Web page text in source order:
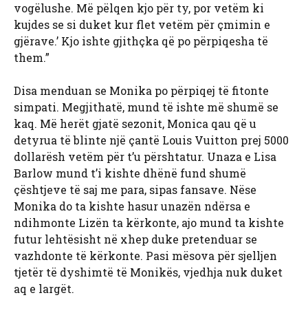
vogëlushe. Më pëlqen kjo për ty, por vetëm ki
kujdes se si duket kur flet vetëm për çmimin e
gjërave.’ Kjo ishte gjithçka që po përpiqesha të
them.”
Disa menduan se Monika po përpiqej të fitonte
simpati. Megjithatë, mund të ishte më shumë se
kaq. Më herët gjatë sezonit, Monica qau që u
detyrua të blinte një çantë Louis Vuitton prej 5000
dollarësh vetëm për t’u përshtatur. Unaza e Lisa
Barlow mund t’i kishte dhënë fund shumë
çështjeve të saj me para, sipas fansave. Nëse
Monika do ta kishte hasur unazën ndërsa e
ndihmonte Lizën ta kërkonte, ajo mund ta kishte
futur lehtësisht në xhep duke pretenduar se
vazhdonte të kërkonte. Pasi mësova për sjelljen
tjetër të dyshimtë të Monikës, vjedhja nuk duket
aq e largët.